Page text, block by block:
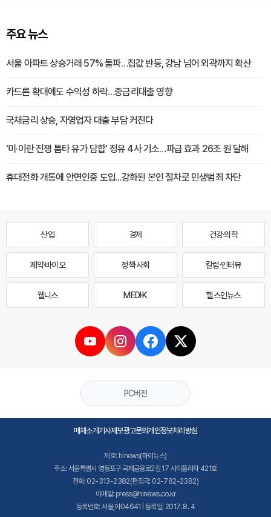
주요 뉴스
서울 아파트 상승거래 57% 돌파…집값 반등, 강남 넘어 외곽까지 확산
카드론 확대에도 수익성 하락…중금리대출 영향
국채금리 상승, 자영업자 대출 부담 커진다
'미·이란 전쟁 틈타 유가 담합' 정유 4사 기소…파급 효과 26조 원 달해
휴대전화 개통에 안면인증 도입...강화된 본인 절차로 민생범죄 차단
산업 경제 건강·의학
제약·바이오 정책·사회 칼럼·인터뷰
웰니스 MEDI·K 헬스인뉴스
PC버전
매체소개기사제보광고문의개인정보처리방침
제호: hinews(하이뉴스)
주소: 서울특별시 영등포구 국제금융로2길 17 시티플라자 421호
전화: 02-313-2382(편집국: 02-782-2382)
이메일: press@hinews.co.kr
등록번호: 서울,아04641 | 등록일: 2017. 8. 4